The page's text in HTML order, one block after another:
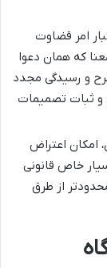
امر قضاوت
که همان دعوا
و رسیدگی مجدد
و ثبات تصمیمات
امکان اعتراض
خاص قانونی
از طرق